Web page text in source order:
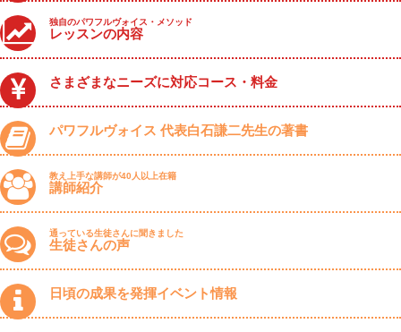
独自のパワフルヴォイス・メソッド
レッスンの内容
さまざまなニーズに対応コース・料金
パワフルヴォイス 代表白石謙二先生の著書
教え上手な講師が40人以上在籍
講師紹介
通っている生徒さんに聞きました
生徒さんの声
日頃の成果を発揮イベント情報